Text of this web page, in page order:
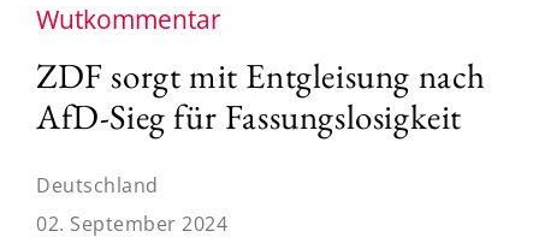
Wutkommentar
ZDF sorgt mit Entgleisung nach
AfD-Sieg für Fassungslosigkeit
Deutschland
02. September 2024